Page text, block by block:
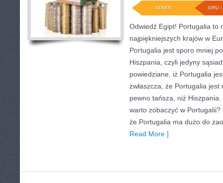
GRU
ADMIN
Odwiedź Egipt! Portugalia to
najpiękniejszych krajów w
Portugalia jest sporo mniej
Hiszpania, czyli jedyny
powiedziane, iż Portugalia
zwłaszcza, że Portugalia
pewno tańsza, niż
warto zobaczyć w
że Portugalia ma dużo do
Read More ]